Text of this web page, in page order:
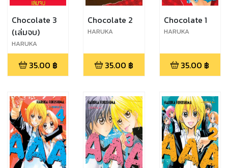
Chocolate 3
(เล่มจบ)
HARUKA
FUKUSHIMA
35.00 ฿
Chocolate 2
HARUKA
35.00 ฿
Chocolate 1
HARUKA
35.00 ฿